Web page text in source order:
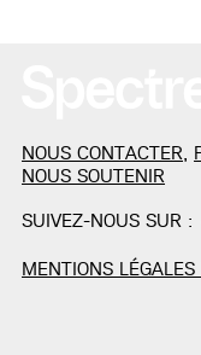
NOUS CONTACTER,
NOUS SOUTENIR
SUIVEZ-NOUS SUR :
MENTIONS